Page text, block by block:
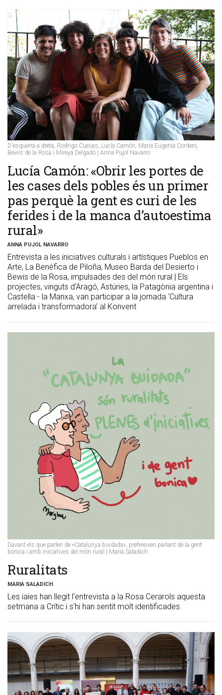
D'esquerra a dreta, Rodrigo Cuevas, Lucía Camón, María Eugenia Cordero,
Bewis de la Rosa i Mireya Delgado | Anna Pujol Navarro
Lucía Camón: «Obrir les portes de
les cases dels pobles és un primer
pas perquè la gent es curi de les
ferides i de la manca d’autoestima
rural»
ANNA PUJOL NAVARRO
Entrevista a les iniciatives culturals i artístiques Pueblos en
Arte, La Benéfica de Piloña, Museo Barda del Desierto i
Bewis de la Rosa, impulsades des del món rural | Els
projectes, vinguts d’Aragó, Astúries, la Patagònia argentina i
Castella - la Manxa, van participar a la jornada ‘Cultura
arrelada i transformadora’ al Konvent
Davant els que parlen de «Catalunya buidada», prefereixen parlant de la gent
bonica i amb iniciatives del món rural | Maria Saladich
Ruralitats
MARIA SALADICH
Les iaies han llegit l'entrevista a la Rosa Cerarols aquesta
setmana a Crític i s'hi han sentit molt identificades